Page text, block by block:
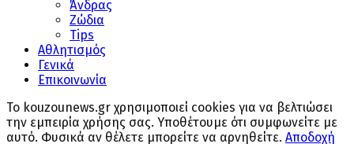
Άνδρας
Ζώδια
Tips
Αθλητισμός
Γενικά
Επικοινωνία
Το kouzounews.gr χρησιμοποιεί cookies για να βελτιώσει
την εμπειρία χρήσης σας. Υποθέτουμε ότι συμφωνείτε με
αυτό. Φυσικά αν θέλετε μπορείτε να αρνηθείτε. Αποδοχή